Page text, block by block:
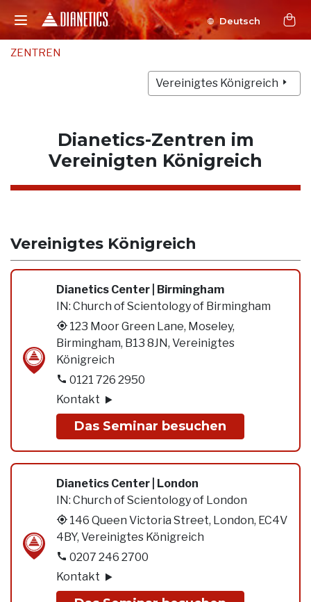
Deutsch
ZENTREN
Vereinigtes Königreich
Dianetics-Zentren im
Vereinigten Königreich
Vereinigtes Königreich
Dianetics Center | Birmingham
IN: Church of Scientology of Birmingham
123 Moor Green Lane, Moseley,
Birmingham, B13 8JN, Vereinigtes
Königreich
0121 726 2950
Kontakt
Das Seminar besuchen
Dianetics Center | London
IN: Church of Scientology of London
146 Queen Victoria Street, London, EC4V
4BY, Vereinigtes Königreich
0207 246 2700
Kontakt